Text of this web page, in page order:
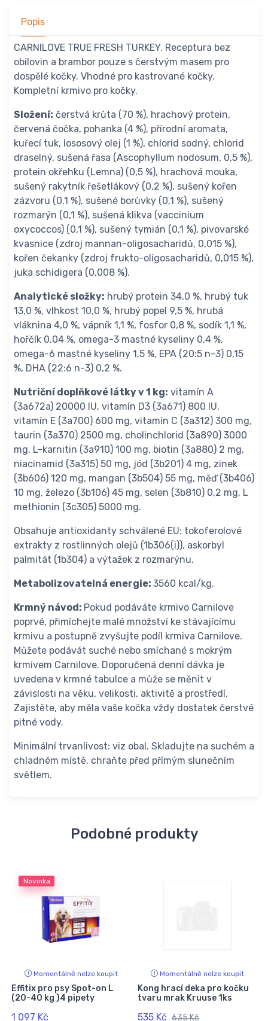
Popis
CARNILOVE TRUE FRESH TURKEY. Receptura bez
obilovin a brambor pouze s čerstvým masem pro
dospělé kočky. Vhodné pro kastrované kočky.
Kompletní krmivo pro kočky.
Složení: čerstvá krůta (70 %), hrachový protein,
červená čočka, pohanka (4 %), přírodní aromata,
kuřecí tuk, lososový olej (1 %), chlorid sodný, chlorid
draselný, sušená řasa (Ascophyllum nodosum, 0,5 %),
protein okřehku (Lemna) (0,5 %), hrachová mouka,
sušený rakytník řešetlákový (0,2 %), sušený kořen
zázvoru (0,1 %), sušené borůvky (0,1 %), sušený
rozmarýn (0,1 %), sušená klikva (vaccinium
oxycoccos) (0,1 %), sušený tymián (0,1 %), pivovarské
kvasnice (zdroj mannan-oligosacharidů, 0,015 %),
kořen čekanky (zdroj frukto-oligosacharidů, 0,015 %),
juka schidigera (0,008 %).
Analytické složky: hrubý protein 34,0 %, hrubý tuk
13,0 %, vlhkost 10,0 %, hrubý popel 9,5 %, hrubá
vláknina 4,0 %, vápník 1,1 %, fosfor 0,8 %, sodík 1,1 %,
hořčík 0,04 %, omega-3 mastné kyseliny 0,4 %,
omega-6 mastné kyseliny 1,5 %, EPA (20:5 n-3) 0,15
%, DHA (22:6 n-3) 0,2 %.
Nutriční doplňkové látky v 1 kg: vitamín A
(3a672a) 20000 IU, vitamín D3 (3a671) 800 IU,
vitamín E (3a700) 600 mg, vitamín C (3a312) 300 mg,
taurin (3a370) 2500 mg, cholinchlorid (3a890) 3000
mg, L-karnitin (3a910) 100 mg, biotin (3a880) 2 mg,
niacinamid (3a315) 50 mg, jód (3b201) 4 mg, zinek
(3b606) 120 mg, mangan (3b504) 55 mg, měď (3b406)
10 mg, železo (3b106) 45 mg, selen (3b810) 0,2 mg, L
methionin (3c305) 5000 mg.
Obsahuje antioxidanty schválené EU: tokoferolové
extrakty z rostlinných olejů (1b306(i)), askorbyl
palmitát (1b304) a výtažek z rozmarýnu.
Metabolizovatelná energie: 3560 kcal/kg.
Krmný návod: Pokud podáváte krmivo Carnilove
poprvé, přimíchejte malé množství ke stávajícímu
krmivu a postupně zvyšujte podíl krmiva Carnilove.
Můžete podávát suché nebo smíchané s mokrým
krmivem Carnilove. Doporučená denní dávka je
uvedena v krmné tabulce a může se měnit v
závislosti na věku, velikosti, aktivitě a prostředí.
Zajistěte, aby měla vaše kočka vždy dostatek čerstvé
pitné vody.
Minimální trvanlivost: viz obal. Skladujte na suchém a
chladném místě, chraňte před přímým slunečním
světlem.
Podobné produkty
Novinka
Momentálně nelze koupit
Effitix pro psy Spot-on L
(20-40 kg )4 pipety
1 097 Kč
Momentálně nelze koupit
Kong hrací deka pro kočku
tvaru mrak Kruuse 1ks
535 Kč 635 Kč